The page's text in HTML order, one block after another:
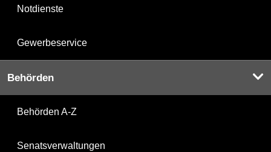
Notdienste
Gewerbeservice
Behörden
Behörden A-Z
Senatsverwaltungen